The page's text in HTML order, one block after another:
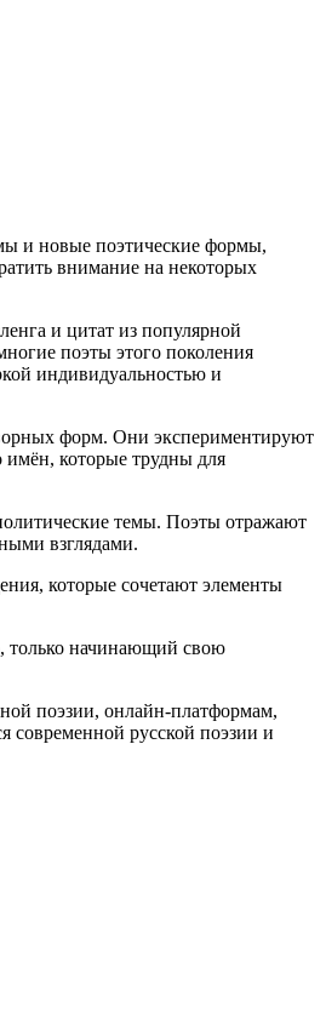
и новые поэтические формы,
внимание на некоторых
и цитат из популярной
поэты этого поколения
индивидуальностью и
форм. Они экспериментируют
имён, которые трудны для
темы. Поэты отражают
взглядами.
которые сочетают элементы
только начинающий свою
поэзии, онлайн-платформам,
современной русской поэзии и